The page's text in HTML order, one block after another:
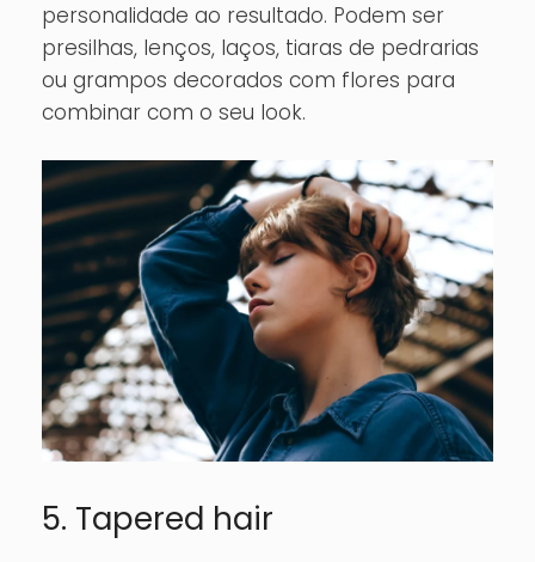
personalidade ao resultado. Podem ser
presilhas, lenços, laços, tiaras de pedrarias
ou grampos decorados com flores para
combinar com o seu look.
5. Tapered hair